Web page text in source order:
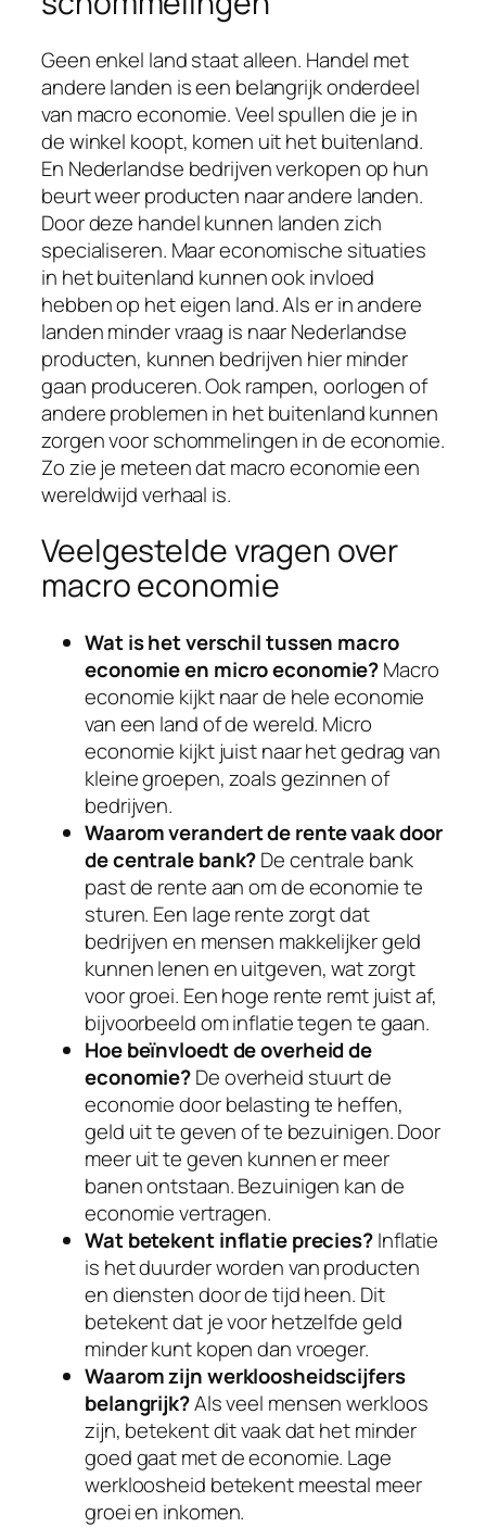
Geen enkel land staat alleen. Handel met
andere landen is een belangrijk onderdeel
van macro economie. Veel spullen die je in
de winkel koopt, komen uit het buitenland.
En Nederlandse bedrijven verkopen op hun
beurt weer producten naar andere landen.
Door deze handel kunnen landen zich
specialiseren. Maar economische situaties
in het buitenland kunnen ook invloed
hebben op het eigen land. Als er in andere
landen minder vraag is naar Nederlandse
producten, kunnen bedrijven hier minder
gaan produceren. Ook rampen, oorlogen of
andere problemen in het buitenland kunnen
zorgen voor schommelingen in de economie.
Zo zie je meteen dat macro economie een
wereldwijd verhaal is.
Veelgestelde vragen over
macro economie
Wat is het verschil tussen macro
economie en micro economie?Macro
economie kijkt naar de hele economie
van een land of de wereld. Micro
economie kijkt juist naar het gedrag van
kleine groepen, zoals gezinnen of
bedrijven.
Waarom verandert de rente vaak door
de centrale bank?De centrale bank
past de rente aan om de economie te
sturen. Een lage rente zorgt dat
bedrijven en mensen makkelijker geld
kunnen lenen en uitgeven, wat zorgt
voor groei. Een hoge rente remt juist af,
bijvoorbeeld om inflatie tegen te gaan.
Hoe beïnvloedt de overheid de
economie?De overheid stuurt de
economie door belasting te heffen,
geld uit te geven of te bezuinigen. Door
meer uit te geven kunnen er meer
banen ontstaan. Bezuinigen kan de
economie vertragen.
Wat betekent inflatie precies?Inflatie
is het duurder worden van producten
en diensten door de tijd heen. Dit
betekent dat je voor hetzelfde geld
minder kunt kopen dan vroeger.
Waarom zijn werkloosheidscijfers
belangrijk?Als veel mensen werkloos
zijn, betekent dit vaak dat het minder
goed gaat met de economie. Lage
werkloosheid betekent meestal meer
groei en inkomen.